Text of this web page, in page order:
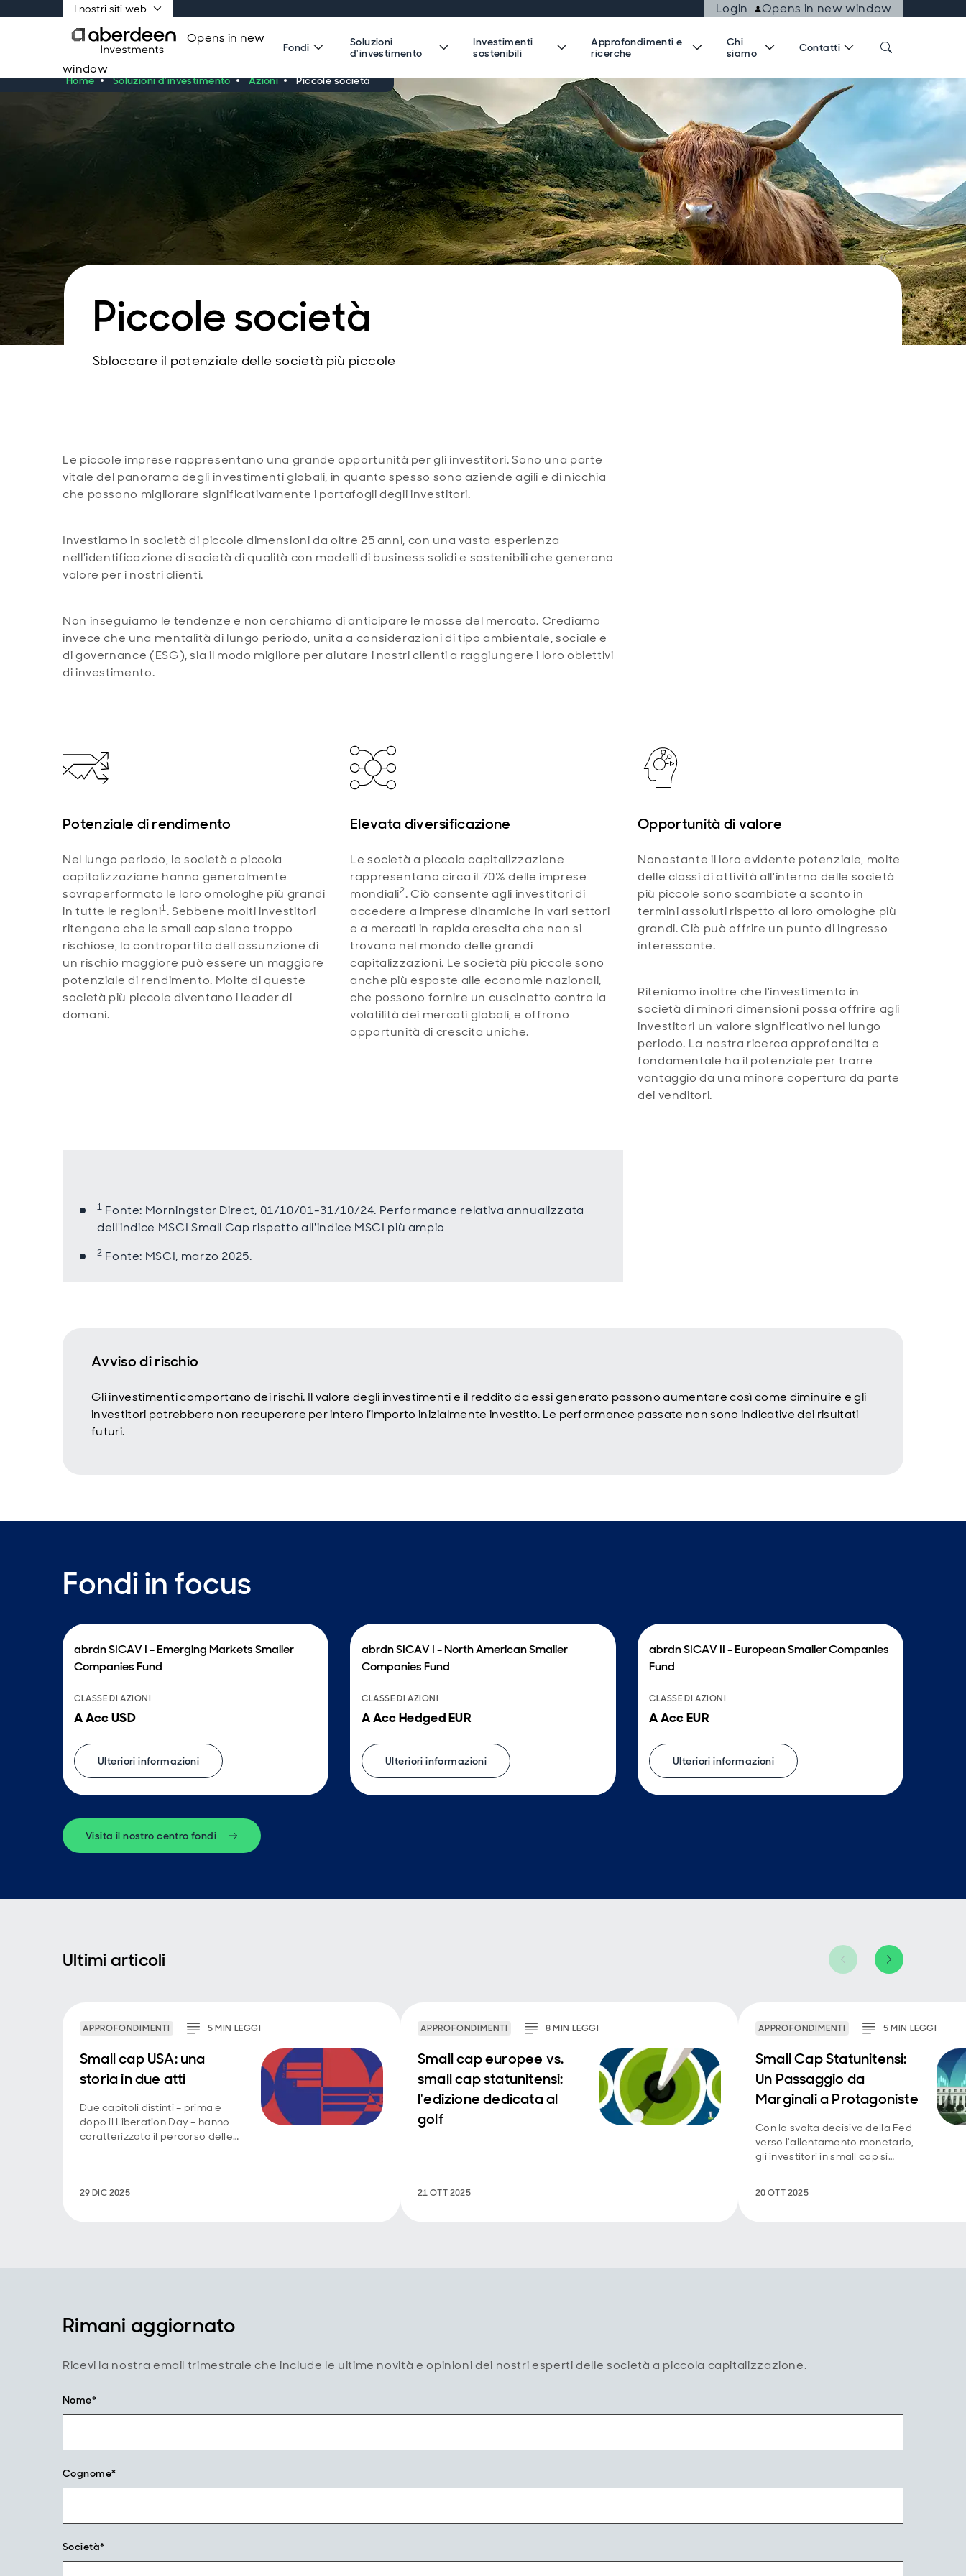
I nostri siti web Login
Opens in new window
Opens in new
window
Fondi
Soluzioni
d'investimento
Investimenti
sostenibili
Approfondimenti e
ricerche
Chi
siamo
Contatti
Home Soluzioni d'investimento Azioni Piccole società
Piccole società
Sbloccare il potenziale delle società più piccole
Le piccole imprese rappresentano una grande opportunità per gli investitori. Sono una parte
vitale del panorama degli investimenti globali, in quanto spesso sono aziende agili e di nicchia
che possono migliorare significativamente i portafogli degli investitori.
Investiamo in società di piccole dimensioni da oltre 25 anni, con una vasta esperienza
nell'identificazione di società di qualità con modelli di business solidi e sostenibili che generano
valore per i nostri clienti.
Non inseguiamo le tendenze e non cerchiamo di anticipare le mosse del mercato. Crediamo
invece che una mentalità di lungo periodo, unita a considerazioni di tipo ambientale, sociale e
di governance (ESG), sia il modo migliore per aiutare i nostri clienti a raggiungere i loro obiettivi
di investimento.
Potenziale di rendimento
Nel lungo periodo, le società a piccola
capitalizzazione hanno generalmente
sovraperformato le loro omologhe più grandi
in tutte le regioni1. Sebbene molti investitori
ritengano che le small cap siano troppo
rischiose, la contropartita dell'assunzione di
un rischio maggiore può essere un maggiore
potenziale di rendimento. Molte di queste
società più piccole diventano i leader di
domani.
Elevata diversificazione
Le società a piccola capitalizzazione
rappresentano circa il 70% delle imprese
mondiali2. Ciò consente agli investitori di
accedere a imprese dinamiche in vari settori
e a mercati in rapida crescita che non si
trovano nel mondo delle grandi
capitalizzazioni. Le società più piccole sono
anche più esposte alle economie nazionali,
che possono fornire un cuscinetto contro la
volatilità dei mercati globali, e offrono
opportunità di crescita uniche.
Opportunità di valore
Nonostante il loro evidente potenziale, molte
delle classi di attività all'interno delle società
più piccole sono scambiate a sconto in
termini assoluti rispetto ai loro omologhe più
grandi. Ciò può offrire un punto di ingresso
interessante.
Riteniamo inoltre che l'investimento in
società di minori dimensioni possa offrire agli
investitori un valore significativo nel lungo
periodo. La nostra ricerca approfondita e
fondamentale ha il potenziale per trarre
vantaggio da una minore copertura da parte
dei venditori.
1 Fonte: Morningstar Direct, 01/10/01-31/10/24. Performance relativa annualizzata
dell'indice MSCI Small Cap rispetto all'indice MSCI più ampio
2 Fonte: MSCI, marzo 2025.
Avviso di rischio
Gli investimenti comportano dei rischi. Il valore degli investimenti e il reddito da essi generato possono aumentare così come diminuire e gli
investitori potrebbero non recuperare per intero l’importo inizialmente investito. Le performance passate non sono indicative dei risultati
futuri.
Fondi in focus
abrdn SICAV I - Emerging Markets Smaller
Companies Fund
CLASSE DI AZIONI
A Acc USD
Ulteriori informazioni
abrdn SICAV I - North American Smaller
Companies Fund
CLASSE DI AZIONI
A Acc Hedged EUR
Ulteriori informazioni
abrdn SICAV II - European Smaller Companies
Fund
CLASSE DI AZIONI
A Acc EUR
Ulteriori informazioni
Visita il nostro centro fondi
Ultimi articoli
APPROFONDIMENTI 5MIN LEGGI
Small cap USA: una
storia in due atti
Due capitoli distinti – prima e
dopo il Liberation Day – hanno
caratterizzato il percorso delle
potrebbe segnare una nuova
29 DIC 2025
APPROFONDIMENTI 8MIN LEGGI
Small cap europee vs.
small cap statunitensi:
l'edizione dedicata al
golf
21 OTT 2025
APPROFONDIMENTI 5MIN LEGGI
Small Cap Statunitensi:
Un Passaggio da
Marginali a Protagoniste
Con la svolta decisiva della Fed
verso l'allentamento monetario,
gli investitori in small cap si
ultimi anni. È ora di rivalutare la
20 OTT 2025
Rimani aggiornato
Ricevi la nostra email trimestrale che include le ultime novità e opinioni dei nostri esperti delle società a piccola capitalizzazione.
Nome*
Cognome*
Società*